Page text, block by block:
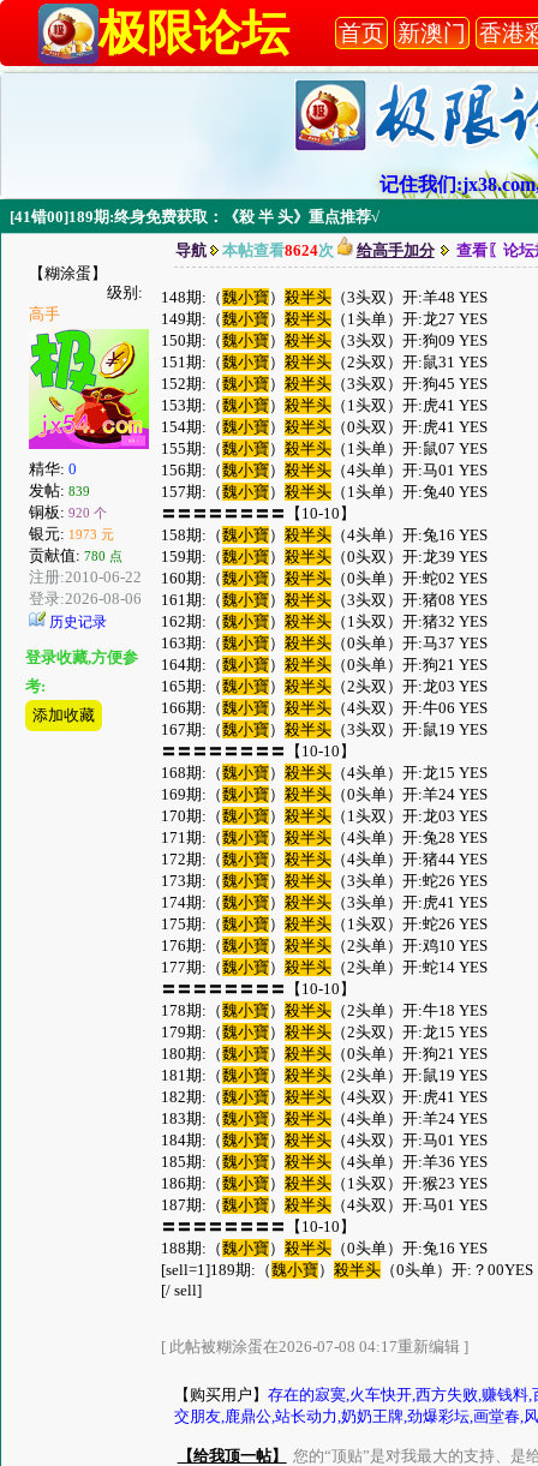
极限论坛 首页 新澳门 香港
记住我们
[41错00]189期:终身免费获取：《殺 半 头》重点推荐√
【糊涂蛋】
级别:
高手
精华: 0
发帖: 839
铜板: 920 个
银元: 1973 元
贡献值: 780 点
注册:2010-06-22
登录:2026-08-06
历史记录
登录收藏,方便参
考:
添加收藏
导航 本帖查看8624次 给高手加分 查看〖论坛
148期:（魏小寶）殺半头 （3头双）开:羊48 YES
149期:（魏小寶）殺半头 （1头单）开:龙27 YES
150期:（魏小寶）殺半头 （3头双）开:狗09 YES
151期:（魏小寶）殺半头 （2头双）开:鼠31 YES
152期:（魏小寶）殺半头 （3头双）开:狗45 YES
153期:（魏小寶）殺半头 （1头双）开:虎41 YES
154期:（魏小寶）殺半头 （0头双）开:虎41 YES
155期:（魏小寶）殺半头 （1头单）开:鼠07 YES
156期:（魏小寶）殺半头 （4头单）开:马01 YES
157期:（魏小寶）殺半头 （1头单）开:兔40 YES
〓〓〓〓〓〓〓〓【10-10】
158期:（魏小寶）殺半头 （4头单）开:兔16 YES
159期:（魏小寶）殺半头 （0头双）开:龙39 YES
160期:（魏小寶）殺半头 （0头单）开:蛇02 YES
161期:（魏小寶）殺半头 （3头双）开:猪08 YES
162期:（魏小寶）殺半头 （1头双）开:猪32 YES
163期:（魏小寶）殺半头 （0头单）开:马37 YES
164期:（魏小寶）殺半头 （0头单）开:狗21 YES
165期:（魏小寶）殺半头 （2头双）开:龙03 YES
166期:（魏小寶）殺半头 （4头双）开:牛06 YES
167期:（魏小寶）殺半头 （3头双）开:鼠19 YES
〓〓〓〓〓〓〓〓【10-10】
168期:（魏小寶）殺半头 （4头单）开:龙15 YES
169期:（魏小寶）殺半头 （0头单）开:羊24 YES
170期:（魏小寶）殺半头 （1头双）开:龙03 YES
171期:（魏小寶）殺半头 （4头单）开:兔28 YES
172期:（魏小寶）殺半头 （4头单）开:猪44 YES
173期:（魏小寶）殺半头 （3头单）开:蛇26 YES
174期:（魏小寶）殺半头 （3头单）开:虎41 YES
175期:（魏小寶）殺半头 （1头双）开:蛇26 YES
176期:（魏小寶）殺半头 （2头单）开:鸡10 YES
177期:（魏小寶）殺半头 （2头单）开:蛇14 YES
〓〓〓〓〓〓〓〓【10-10】
178期:（魏小寶）殺半头 （2头单）开:牛18 YES
179期:（魏小寶）殺半头 （2头双）开:龙15 YES
180期:（魏小寶）殺半头 （0头单）开:狗21 YES
181期:（魏小寶）殺半头 （2头单）开:鼠19 YES
182期:（魏小寶）殺半头 （4头双）开:虎41 YES
183期:（魏小寶）殺半头 （4头单）开:羊24 YES
184期:（魏小寶）殺半头 （4头双）开:马01 YES
185期:（魏小寶）殺半头 （4头单）开:羊36 YES
186期:（魏小寶）殺半头 （1头双）开:猴23 YES
187期:（魏小寶）殺半头 （4头双）开:马01 YES
〓〓〓〓〓〓〓〓【10-10】
188期:（魏小寶）殺半头 （0头单）开:兔16 YES
[sell=1]189期:（魏小寶）殺半头 （0头单）开:？00YES
[/ sell]
[ 此帖被糊涂蛋在2026-07-08 04:17重新编辑 ]
【购买用户】 存在的寂寞,火车快开,西方失败,赚钱料
交朋友,鹿鼎公,站长动力,奶奶王牌,劲爆彩坛,画堂春,
【给我顶一帖】 您的“顶贴”是对我最大的支持、是